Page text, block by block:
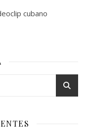
cubano